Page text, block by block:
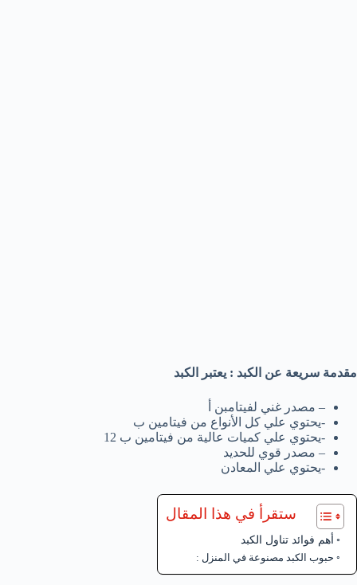
مقدمة سريعة عن الكبد : يعتبر الكبد
– مصدر غني لفيتامبن أ
-يحتوي علي كل الأنواع من فيتامين ب
-يحتوي علي كميات عالية من فيتامين ب 12
– مصدر قوي للحديد
-يحتوي علي المعادن
ستقرأ في هذا المقال
أهم فوائد تناول الكبد
حبوب الكبد مصنوعة في المنزل :